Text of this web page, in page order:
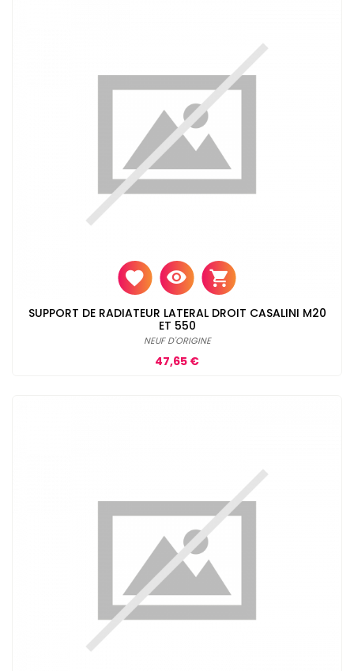
SUPPORT DE RADIATEUR LATERAL DROIT CASALINI M20
ET 550
NEUF D'ORIGINE
Prix
47,65 €